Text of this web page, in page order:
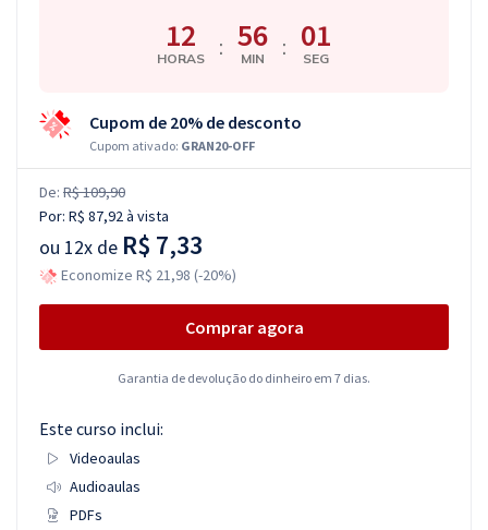
12
HORAS : 56
MIN : 00
SEG
Cupom de 20% de desconto
Cupom ativado: GRAN20-OFF
De: R$ 109,90
Por: R$ 87,92à vista
ou 12x de R$ 7,33
Economize R$ 21,98 (-20%)
Comprar agora
Garantia de devolução do dinheiro em 7 dias.
Este curso inclui:
Videoaulas
Audioaulas
PDFs